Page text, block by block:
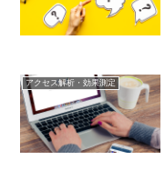
アクセス解析・効果測定